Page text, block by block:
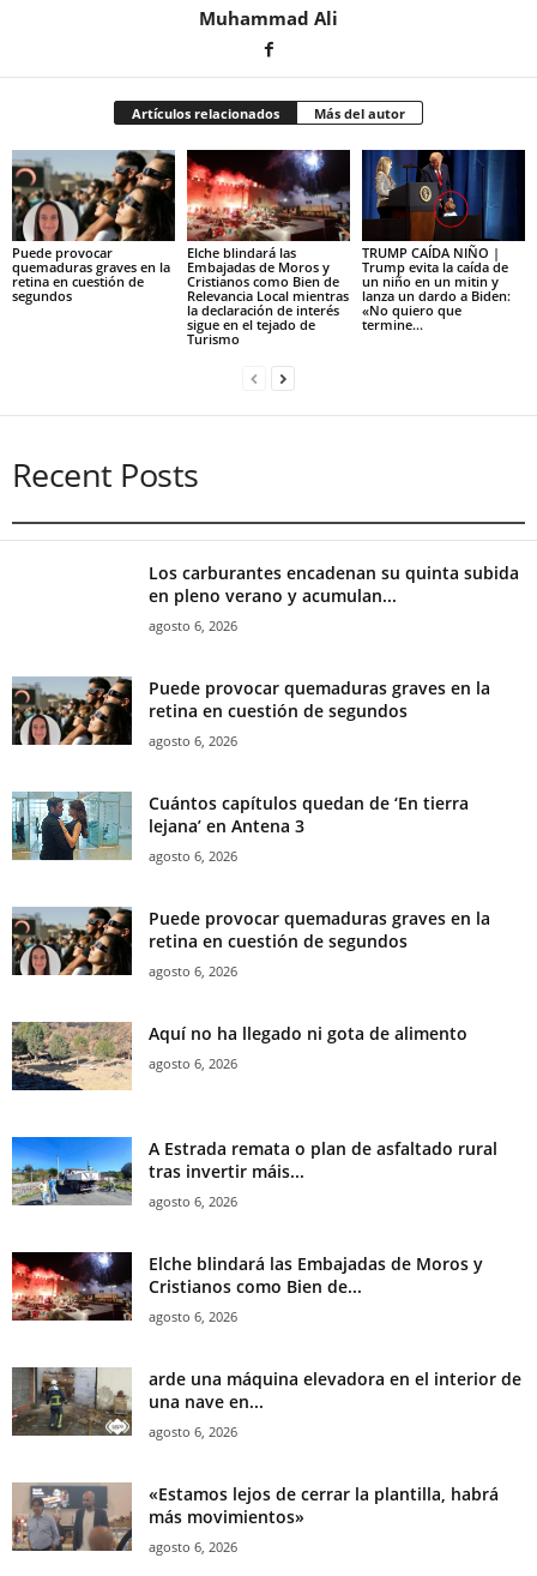
Muhammad Ali
Artículos relacionados Más del autor
Puede provocar
quemaduras graves en la
retina en cuestión de
segundos
Elche blindará las
Embajadas de Moros y
Cristianos como Bien de
Relevancia Local mientras
la declaración de interés
sigue en el tejado de
Turismo
TRUMP CAÍDA NIÑO |
Trump evita la caída de
un niño en un mitin y
lanza un dardo a Biden:
«No quiero que
termine...
Recent Posts
Los carburantes encadenan su quinta subida
en pleno verano y acumulan...
agosto 6, 2026
Puede provocar quemaduras graves en la
retina en cuestión de segundos
agosto 6, 2026
Cuántos capítulos quedan de ‘En tierra
lejana’ en Antena 3
agosto 6, 2026
Puede provocar quemaduras graves en la
retina en cuestión de segundos
agosto 6, 2026
Aquí no ha llegado ni gota de alimento
agosto 6, 2026
A Estrada remata o plan de asfaltado rural
tras invertir máis...
agosto 6, 2026
Elche blindará las Embajadas de Moros y
Cristianos como Bien de...
agosto 6, 2026
arde una máquina elevadora en el interior de
una nave en...
agosto 6, 2026
«Estamos lejos de cerrar la plantilla, habrá
más movimientos»
agosto 6, 2026